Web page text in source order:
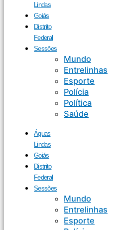
Lindas
Goiás
Distrito
Federal
Sessões
Mundo
Entrelinhas
Esporte
Polícia
Política
Saúde
Águas
Lindas
Goiás
Distrito
Federal
Sessões
Mundo
Entrelinhas
Esporte